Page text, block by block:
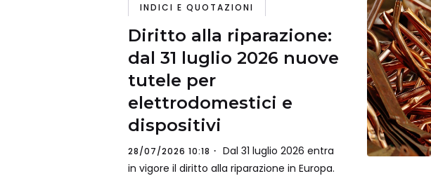
INDICI E QUOTAZIONI
Diritto alla riparazione:
dal 31 luglio 2026 nuove
tutele per
elettrodomestici e
dispositivi
28/07/2026 10:18
Dal 31 luglio 2026 entra
in vigore il diritto alla riparazione in Europa.